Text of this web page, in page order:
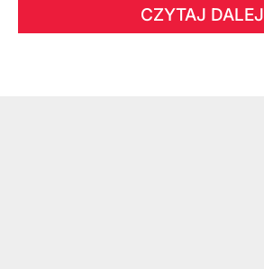
CZYTAJ DALEJ